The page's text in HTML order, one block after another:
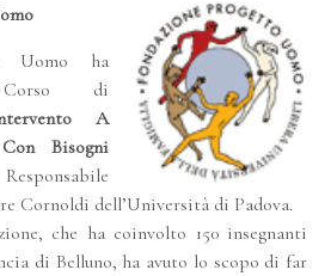
Uomo ha
di
A
Bisogni
Cornoldi dell’Università di Padova.
che ha coinvolto 150 insegnanti
di Belluno, ha avuto lo scopo di far